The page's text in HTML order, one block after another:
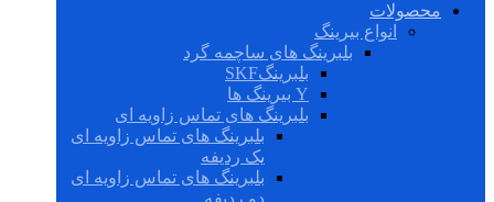
محصولات
انواع بیرینگ
بلبرینگ های ساچمه گرد
بلبرینگSKF
Y بیرینگ ها
بلبرینگ های تماس زاویه ای
بلبرینگ های تماس زاویه ای
یک ردیفه
بلبرینگ های تماس زاویه ای
دو ردیفه